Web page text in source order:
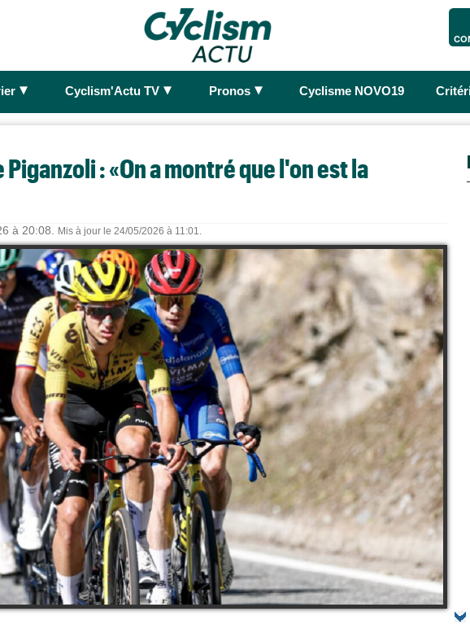
► Cyclism'Actu TV ► Pronos ► Cyclisme NOVO19
: «On a montré que l'on est la
à 20:08. Mis à jour le 24/05/2026 à 11:01.